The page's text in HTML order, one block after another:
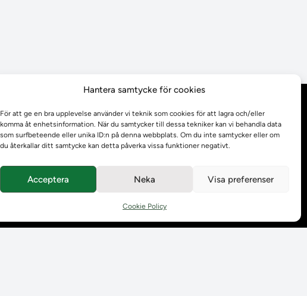
Hantera samtycke för cookies
För att ge en bra upplevelse använder vi teknik som cookies för att lagra och/eller
komma åt enhetsinformation. När du samtycker till dessa tekniker kan vi behandla data
som surfbeteende eller unika ID:n på denna webbplats. Om du inte samtycker eller om
du återkallar ditt samtycke kan detta påverka vissa funktioner negativt.
Acceptera Neka Visa preferenser
Cookie Policy
Behandling av
personuppgifter
Prenumerera på våra